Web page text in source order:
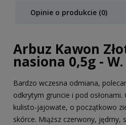
Opinie o produkcie (0)
Arbuz Kawon
nasiona 0,5g -
Bardzo wczesna odmiana,
odkrytym gruncie i pod osłonami.
kulisto-jajowate, o początkowo
skórce. Miąższ czerwony, jędrny,